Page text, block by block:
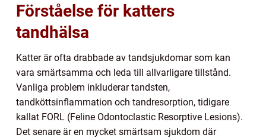
Förståelse för katters
tandhälsa
Katter är ofta drabbade av tandsjukdomar som kan
vara smärtsamma och leda till allvarligare tillstånd.
Vanliga problem inkluderar tandsten,
tandköttsinflammation och tandresorption, tidigare
kallat FORL (Feline Odontoclastic Resorptive Lesions).
Det senare är en mycket smärtsam sjukdom där